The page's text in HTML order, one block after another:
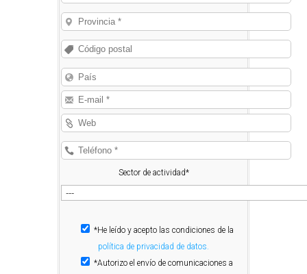
Sector de actividad*
*He leído y acepto las condiciones de la
política de privacidad de datos.
*Autorizo el envío de comunicaciones a